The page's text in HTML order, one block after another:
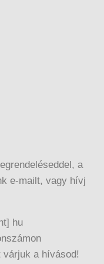
a
e-mailt, vagy hívj
hu
várjuk a hívásod!